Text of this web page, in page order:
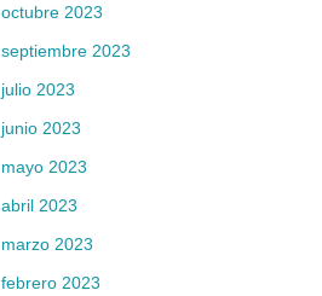
octubre 2023
septiembre 2023
julio 2023
junio 2023
mayo 2023
abril 2023
marzo 2023
febrero 2023